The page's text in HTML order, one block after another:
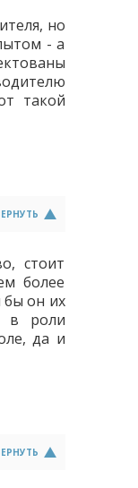
но
- а
такой
стоит
более
бы он их
в роли
да и